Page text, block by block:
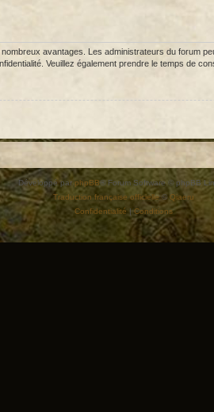
avantages. Les administrateurs du forum
Veuillez également prendre le temps de
Développé par phpBB® Forum Software © phpBB
Traduction française officielle© Qiaeru
Confidentialité |Conditions